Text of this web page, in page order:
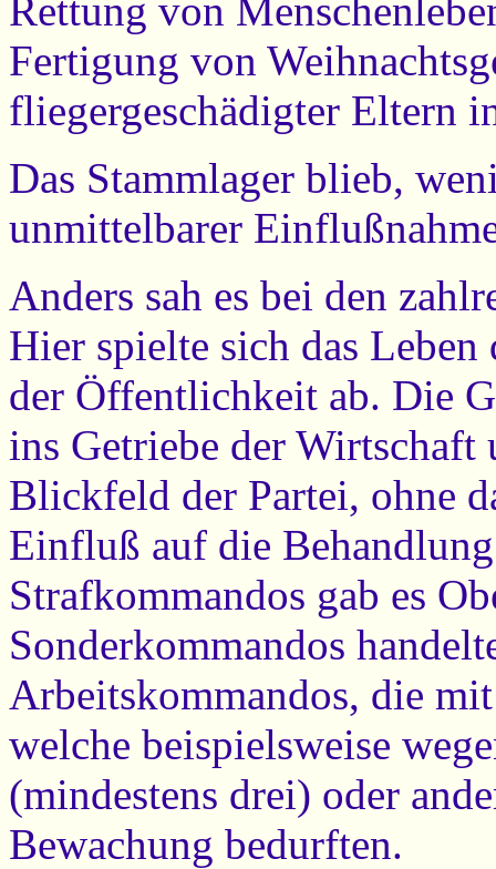
Rettung von
Fertigung von
fliegergeschädigter Eltern
Das Stammlager blieb,
unmittelbarer
Anders sah es bei den
Hier spielte sich das
der Öffentlichkeit ab. Die
ins Getriebe der Wirtschaft
Blickfeld der Partei, ohne
Einfluß auf die
Strafkommandos gab es
Sonderkommandos
Arbeitskommandos, die
welche beispielsweise
(mindestens drei) oder
Bewachung bedurften.